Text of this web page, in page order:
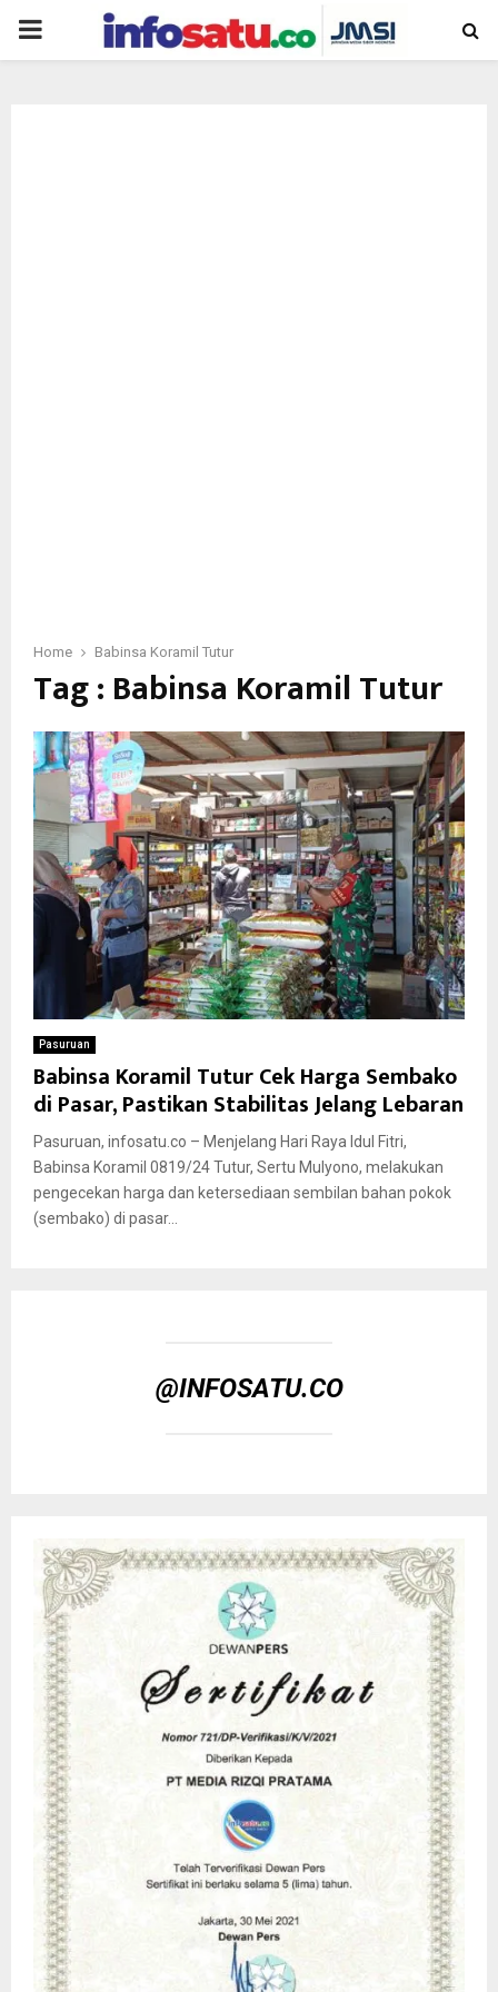
PRIMARY
Home Babinsa Koramil Tutur
Tag : Babinsa Koramil Tutur
Pasuruan
Babinsa Koramil Tutur Cek Harga Sembako
di Pasar, Pastikan Stabilitas Jelang Lebaran
Pasuruan, infosatu.co – Menjelang Hari Raya Idul Fitri,
Babinsa Koramil 0819/24 Tutur, Sertu Mulyono, melakukan
pengecekan harga dan ketersediaan sembilan bahan pokok
(sembako) di pasar...
@INFOSATU.CO